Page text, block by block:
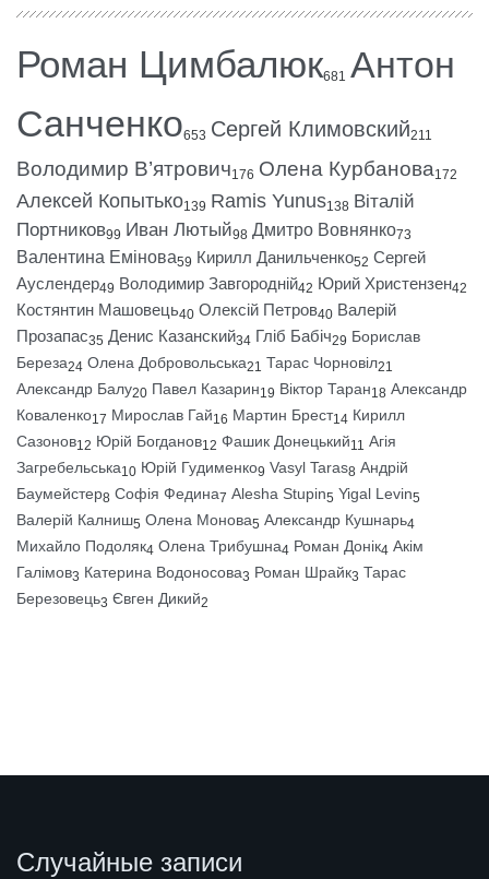
Роман Цимбалюк681 Антон
Санченко653 Сергей Климовский211
Володимир В’ятрович176 Олена Курбанова172
Алексей Копытько139 Ramis Yunus138 Віталій
Портников99 Иван Лютый98 Дмитро Вовнянко73
Валентина Емінова59 Кирилл Данильченко52 Сергей
Ауслендер49 Володимир Завгородній42 Юрий Христензен42
Костянтин Машовець40 Олексій Петров40 Валерій
Прозапас35 Денис Казанский34 Гліб Бабіч29 Борислав
Береза24 Олена Добровольська21 Тарас Чорновіл21
Александр Балу20 Павел Казарин19 Віктор Таран18 Александр
Коваленко17 Мирослав Гай16 Мартин Брест14 Кирилл
Сазонов12 Юрій Богданов12 Фашик Донецький11 Агія
Загребельська10 Юрій Гудименко9 Vasyl Taras8 Андрій
Баумейстер8 Софія Федина7 Alesha Stupin5 Yigal Levin5
Валерій Калниш5 Олена Монова5 Александр Кушнарь4
Михайло Подоляк4 Олена Трибушна4 Роман Донік4 Акім
Галімов3 Катерина Водоносова3 Роман Шрайк3 Тарас
Березовець3 Євген Дикий2
Случайные записи